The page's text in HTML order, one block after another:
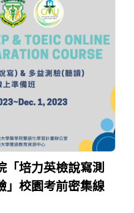
「培力英檢說寫測
」校園考前密集線